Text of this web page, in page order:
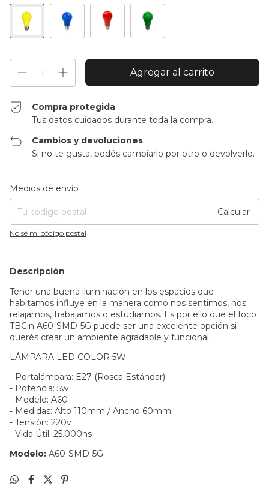
Compra protegida
Tus datos cuidados durante toda la compra.
Cambios y devoluciones
Si no te gusta, podés cambiarlo por otro o devolverlo.
Entregas para el CP:
Medios de envío
Calcular
No sé mi código postal
Descripción
Tener una buena iluminación en los espacios que
habitamos influye en la manera como nos sentimos, nos
relajamos, trabajamos o estudiamos. Es por ello que el foco
TBCin A60-SMD-5G puede ser una excelente opción si
querés crear un ambiente agradable y funcional.
LÁMPARA LED COLOR 5W
- Portalámpara: E27 (Rosca Estándar)
- Potencia: 5w
- Modelo: A60
- Medidas: Alto 110mm / Ancho 60mm
- Tensión: 220v
- Vida Útil: 25.000hs
Modelo: A60-SMD-5G